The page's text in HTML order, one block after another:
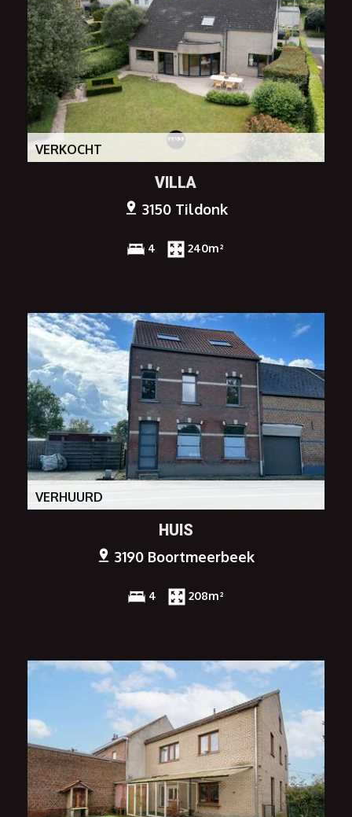
VERKOCHT
VILLA
3150 Tildonk
4 240m²
VERHUURD
HUIS
3190 Boortmeerbeek
4 208m²